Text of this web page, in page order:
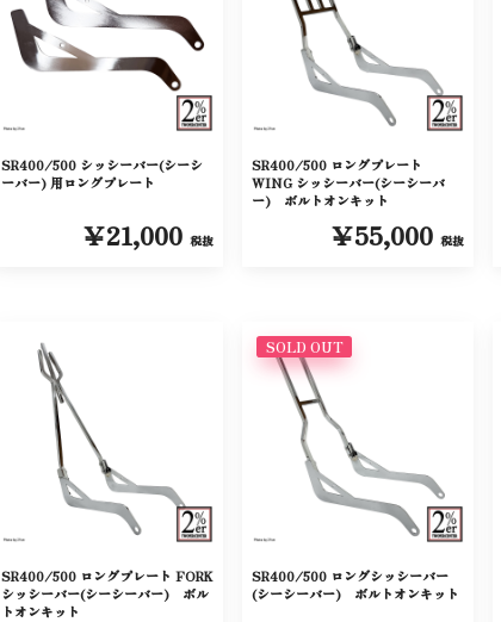
SR400/500 シッシーバー(シーシ
ーバー) 用ロングプレート
￥21,000 税抜
SR400/500 ロングプレート
WING シッシーバー(シーシーバ
ー) ボルトオンキット
￥55,000 税抜
SR400/500 ロングプレート FORK
シッシーバー(シーシーバー) ボル
トオンキット
SOLD OUT
SR400/500 ロングシッシーバー
(シーシーバー) ボルトオンキット